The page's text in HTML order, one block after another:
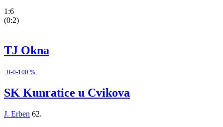
1:6
(0:2)
TJ Okna
0-0-100 %
SK Kunratice u Cvikova
J. Erben 62.